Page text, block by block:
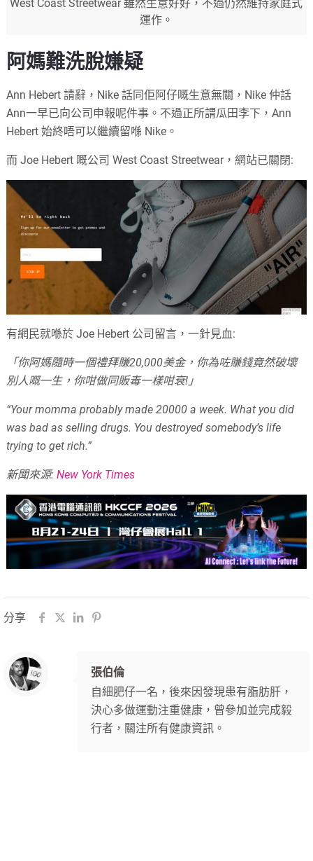
West Coast Streetwear 雖然生意好好，不過仍然維持家庭式
運作。
阿媽難洗脫嫌疑
Ann Hebert 請辭，Nike 話同佢阿仔嘅生意無關，Nike 仲話
Ann一早已向公司申報呢件事。不過正所謂瓜田李下，Ann
Hebert 始終唔可以繼續留喺 Nike。
而 Joe Hebert 嘅公司 West Coast Streetwear，網站已關閉:
有網民就喺於 Joe Hebert 公司留言，一針見血:
「你阿媽隨時一個禮拜賺20,000美金，你為咗賺錢竟然破壞
別人嘅一生，你咁做同販毒一樣咁衰!」
“Your momma probably made 20000 a week. What you did
was bad as selling drugs. You destroyed somebody’s life
trying to get rich.”
新聞來源:New York Times
分享
張伯倫
自細肥仔一名，後來因發現患有脂肪肝，
決心多做運動注重健康，曾參加並完成毅
行者，關注所有健康資訊。